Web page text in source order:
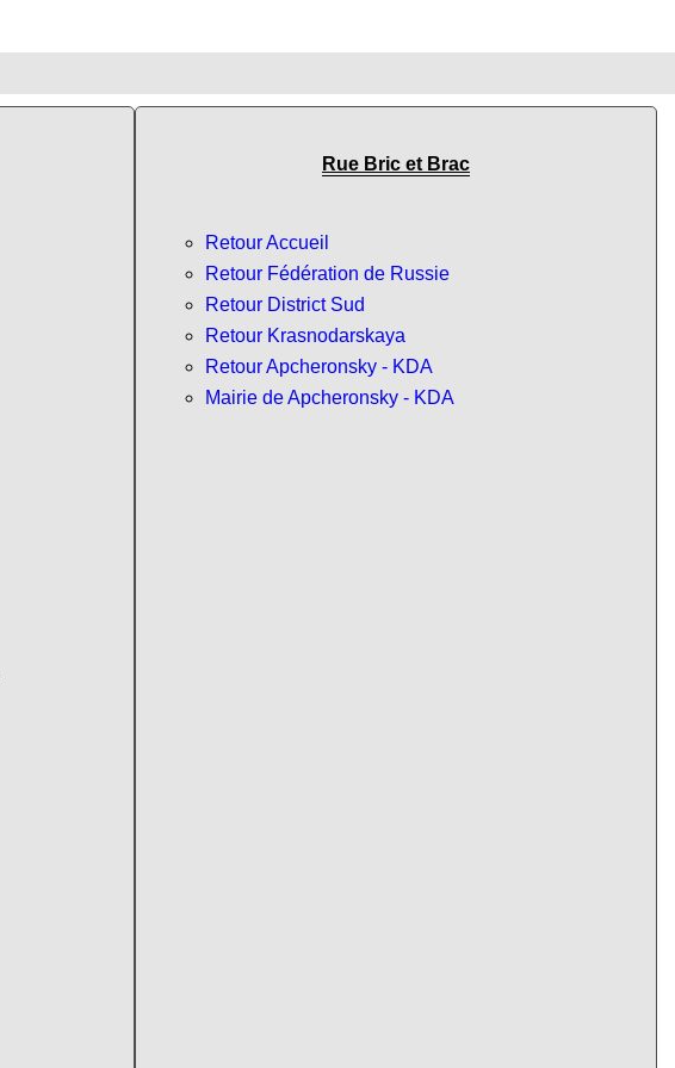
Rue Bric et Brac
Retour Accueil
Retour Fédération de Russie
Retour District Sud
Retour Krasnodarskaya
Retour Apcheronsky - KDA
Mairie de Apcheronsky - KDA